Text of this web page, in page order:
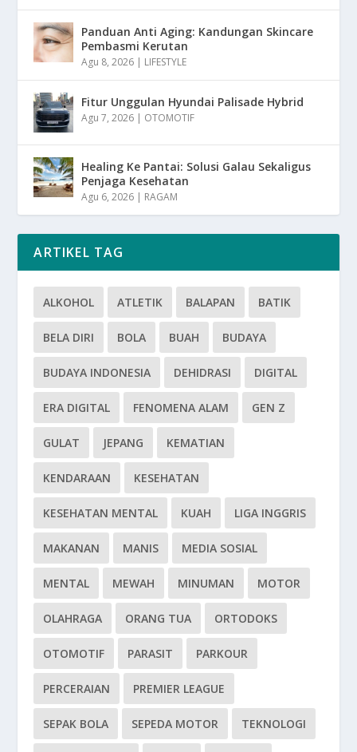
Panduan Anti Aging: Kandungan Skincare
Pembasmi Kerutan
Agu 8, 2026 | LIFESTYLE
Fitur Unggulan Hyundai Palisade Hybrid
Agu 7, 2026 | OTOMOTIF
Healing Ke Pantai: Solusi Galau Sekaligus
Penjaga Kesehatan
Agu 6, 2026 | RAGAM
ARTIKEL TAG
ALKOHOL ATLETIK BALAPAN BATIK
BELA DIRI BOLA BUAH BUDAYA
BUDAYA INDONESIA DEHIDRASI DIGITAL
ERA DIGITAL FENOMENA ALAM GEN Z
GULAT JEPANG KEMATIAN
KENDARAAN KESEHATAN
KESEHATAN MENTAL KUAH LIGA INGGRIS
MAKANAN MANIS MEDIA SOSIAL
MENTAL MEWAH MINUMAN MOTOR
OLAHRAGA ORANG TUA ORTODOKS
OTOMOTIF PARASIT PARKOUR
PERCERAIAN PREMIER LEAGUE
SEPAK BOLA SEPEDA MOTOR TEKNOLOGI